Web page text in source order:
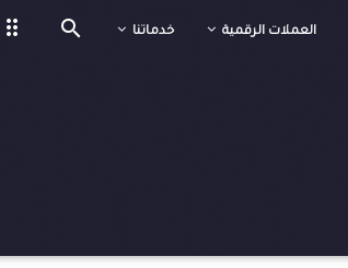
drag_indicator العملات الرقمية خدماتنا 